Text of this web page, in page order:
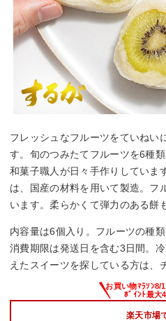
フレッシュなフルーツをていねい
す。旬のつみたてフルーツを6種
和菓子職人が日々手作りしていま
は、国産の材料を用いて製造。フ
います。柔らかくて弾力のある餅
内容量は6個入り。フルーツの種
消費期限は発送日を含む3日間。
えたスイーツを探している方は、
楽天市場